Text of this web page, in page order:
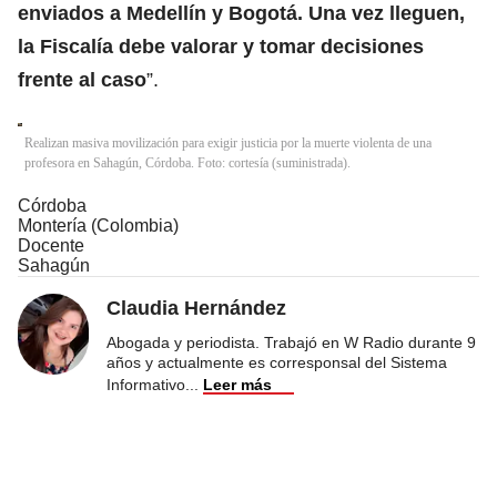
enviados a Medellín y Bogotá. Una vez lleguen,
la Fiscalía debe valorar y tomar decisiones
frente al caso”.
Realizan masiva movilización para exigir justicia por la muerte violenta de una
profesora en Sahagún, Córdoba. Foto: cortesía (suministrada).
Córdoba
Montería (Colombia)
Docente
Sahagún
Claudia Hernández
Abogada y periodista. Trabajó en W Radio durante 9
años y actualmente es corresponsal del Sistema
Informativo
Leer más